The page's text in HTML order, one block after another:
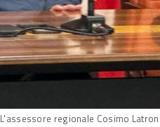
L'assessore regionale Cosimo